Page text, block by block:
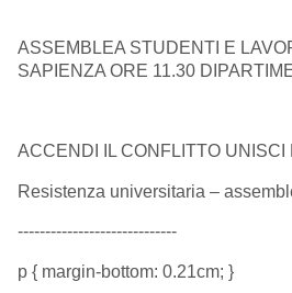
ASSEMBLEA STUDENTI E
SAPIENZA ORE 11.30
ACCENDI IL CONFLITTO UNISCI
Resistenza universitaria –
-----------------------------
p { margin-bottom: 0.21cm; }